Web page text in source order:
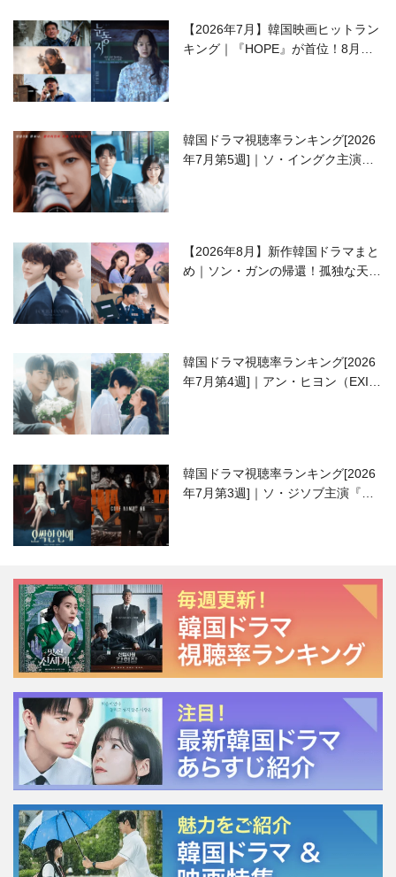
【2026年7月】韓国映画ヒットラン
キング｜『HOPE』が首位！8月公
韓国ドラマ視聴率ランキング[2026
年7月第5週]｜ソ・イングク主演の
【2026年8月】新作韓国ドラマまと
め｜ソン・ガンの帰還！孤独な天才
韓国ドラマ視聴率ランキング[2026
年7月第4週]｜アン・ヒヨン（EXID
韓国ドラマ視聴率ランキング[2026
年7月第3週]｜ソ・ジソブ主演『エ